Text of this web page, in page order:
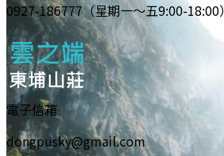
0927-186777（星期一～五9:00-18:00）
電子信箱
dongpusky@gmail.com